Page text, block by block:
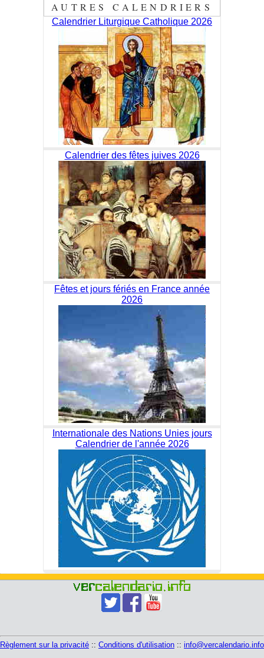
AUTRES CALENDRIERS
Calendrier Liturgique Catholique 2026
Calendrier des fêtes juives 2026
Fêtes et jours fériés en France année
2026
Internationale des Nations Unies jours
Calendrier de l'année 2026
Règlement sur la privacité :: Conditions d'utilisation :: info@vercalendario.info